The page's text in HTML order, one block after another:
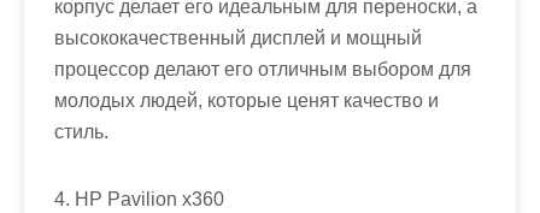
корпус делает его идеальным для переноски, а
высококачественный дисплей и мощный
процессор делают его отличным выбором для
молодых людей, которые ценят качество и
стиль.
4. HP Pavilion x360